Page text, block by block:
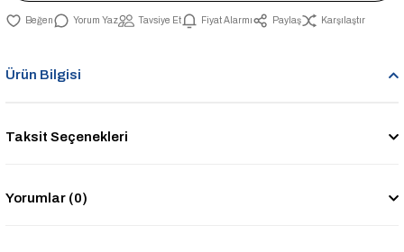
Yorum Yaz Tavsiye Et Fiyat Alarmı Paylaş Karşılaştır
Ürün Bilgisi
Taksit Seçenekleri
Yorumlar (0)